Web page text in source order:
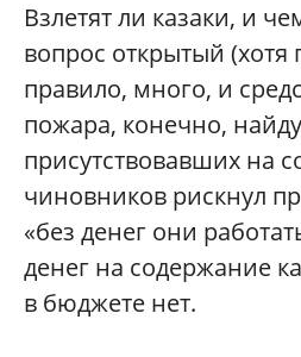
Взлетят ли казаки, и
вопрос открытый (хотя
правило, много, и
пожара, конечно,
присутствовавших на
чиновников рискнул
«без денег они
денег на содержание
в бюджете нет.